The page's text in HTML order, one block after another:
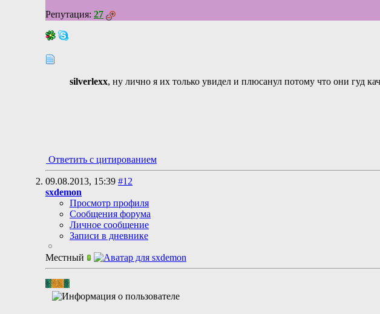
Репутация: 27
silverlexx, ну лично я их только увидел и плюсанул потому что они гуд
Ответить с цитированием
09.08.2013, 15:39 #12
sxdemon
Просмотр профиля
Сообщения форума
Личное сообщение
Записи в дневнике
Местный